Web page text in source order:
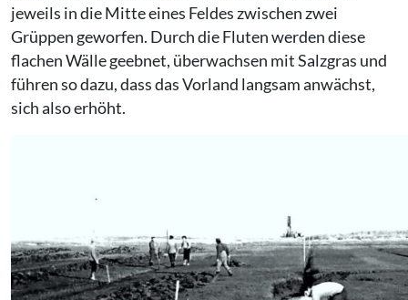
jeweils in die Mitte eines Feldes zwischen zwei
Grüppen geworfen. Durch die Fluten werden diese
flachen Wälle geebnet, überwachsen mit Salzgras und
führen so dazu, dass das Vorland langsam anwächst,
sich also erhöht.